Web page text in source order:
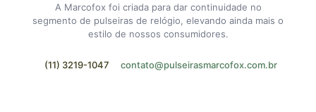
A Marcofox foi criada para dar continuidade no
segmento de pulseiras de relógio, elevando ainda mais o
estilo de nossos consumidores.
(11) 3219-1047 contato@pulseirasmarcofox.com.br